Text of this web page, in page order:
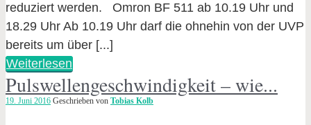
reduziert werden. Omron BF 511 ab 10.19 Uhr und
18.29 Uhr Ab 10.19 Uhr darf die ohnehin von der UVP
bereits um über [...]
Weiterlesen
Pulswellengeschwindigkeit – wie...
19. Juni 2016 Geschrieben von Tobias Kolb